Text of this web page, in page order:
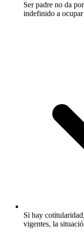
Ser padre no da
indefinido a
Si hay
vigentes, la